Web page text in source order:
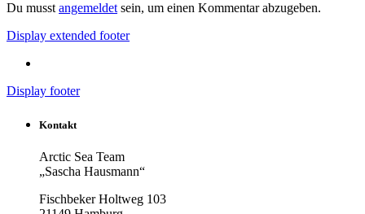
Du musstangemeldetsein, um einen Kommentar abzugeben.
Display extended footer
Display footer
Kontakt
Arctic Sea Team
„Sascha Hausmann“
Fischbeker Holtweg 103